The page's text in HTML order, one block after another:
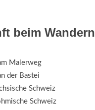
beim Wandern
Malerweg
der Bastei
Schweiz
Schweiz